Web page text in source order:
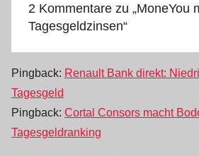
2 Kommentare zu „MoneYou
Tagesgeldzinsen“
Pingback: Renault Bank direkt:
Tagesgeld
Pingback: Cortal Consors macht
Tagesgeldranking